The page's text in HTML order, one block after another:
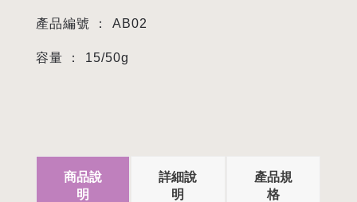
產品編號 ： AB02
容量 ： 15/50g
商品說
明
詳細說
明
產品規
格